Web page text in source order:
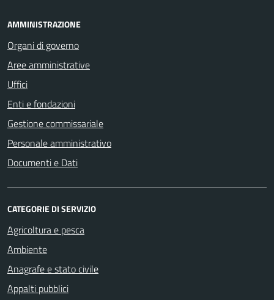
AMMINISTRAZIONE
Organi di governo
Aree amministrative
Uffici
Enti e fondazioni
Gestione commissariale
Personale amministrativo
Documenti e Dati
CATEGORIE DI SERVIZIO
Agricoltura e pesca
Ambiente
Anagrafe e stato civile
Appalti pubblici